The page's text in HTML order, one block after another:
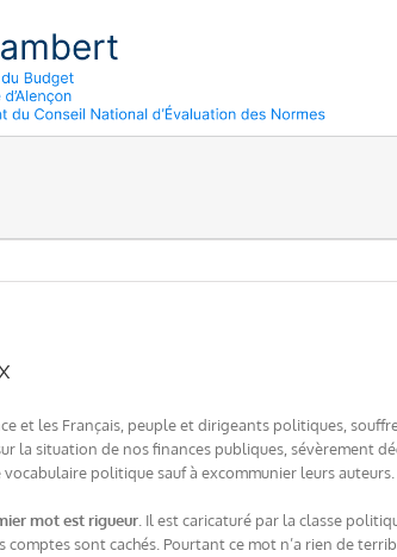
et les Français, peuple et dirigeants politiques,
la situation de nos finances publiques, sévèrement
vocabulaire politique sauf à excommunier leurs auteurs.
mot est rigueur . Il est caricaturé par la classe
comptes sont cachés. Pourtant ce mot n’a rien de